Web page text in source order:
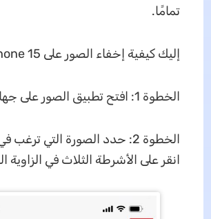
تمامًا.
إليك كيفية إخفاء الصور على iPhone 15.
الخطوة 1: افتح تطبيق الصور على جهازك.
الخطوة 2: حدد الصورة التي ترغب
انقر على الأشرطة الثلاث في الزاوية